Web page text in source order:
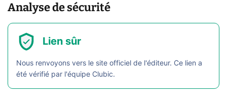
Analyse de sécurité
Lien sûr
Nous renvoyons vers le site officiel de l'éditeur. Ce lien a
été vérifié par l'équipe Clubic.